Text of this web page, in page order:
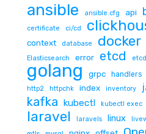
ansible ansible.cfg api
certificate ci/cd
context database docker
Elasticsearch error etcd
golang grpc handlers
http2
httpchk index inventory
kafka kubectl kubectl exec
laravel laravels linux